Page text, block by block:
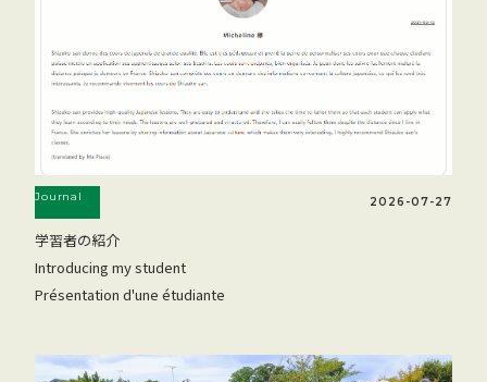
Journal 2026-07-27
学習者の紹介
Introducing my student
Présentation d'une étudiante